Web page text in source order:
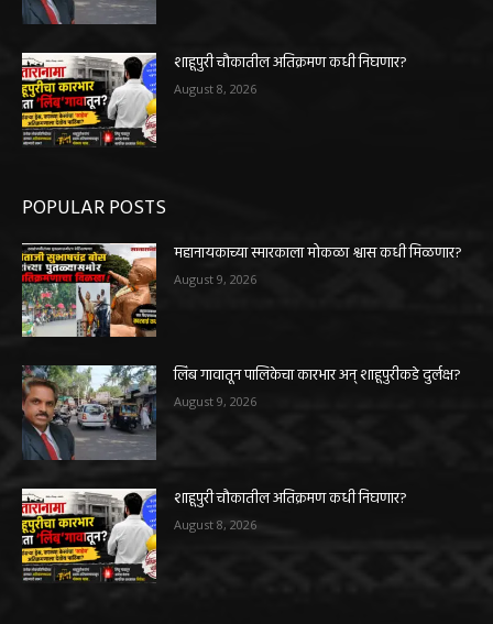
शाहूपुरी चौकातील अतिक्रमण कधी निघणार?
August 8, 2026
POPULAR POSTS
महानायकाच्या स्मारकाला मोकळा श्वास कधी मिळणार?
August 9, 2026
लिंब गावातून पालिकेचा कारभार अन् शाहूपुरीकडे दुर्लक्ष?
August 9, 2026
शाहूपुरी चौकातील अतिक्रमण कधी निघणार?
August 8, 2026